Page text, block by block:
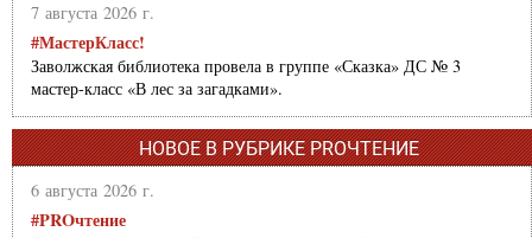
7 августа 2026 г.
#МастерКласс!
Заволжская библиотека провела в группе «Сказка» ДС № 3
мастер-класс «В лес за загадками».
НОВОЕ В РУБРИКЕ PROЧТЕНИЕ
6 августа 2026 г.
#PROчтение